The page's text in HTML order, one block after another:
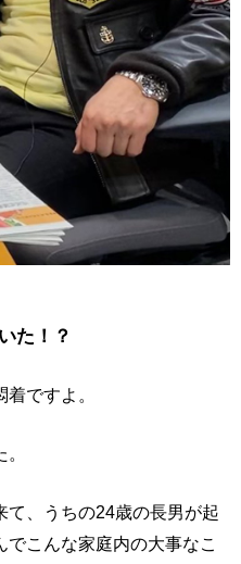
た！？
ですよ。
て、うちの24歳の長男が起
こんな家庭内の大事なこ